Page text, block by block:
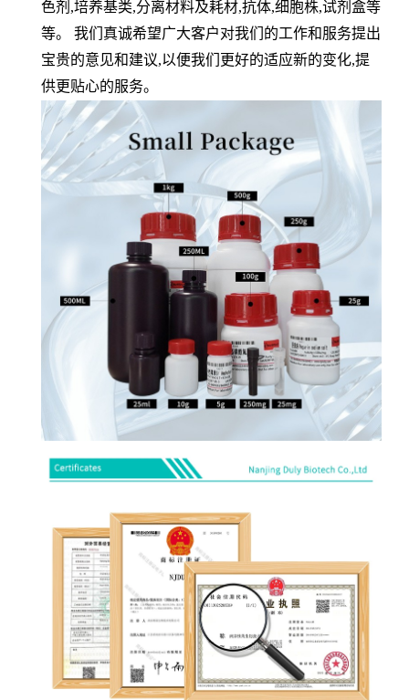
色剂,培养基类,分离材料及耗材,抗体,细胞株,试剂盒等
等。 我们真诚希望广大客户对我们的工作和服务提出
宝贵的意见和建议,以便我们更好的适应新的变化,提
供更贴心的服务。